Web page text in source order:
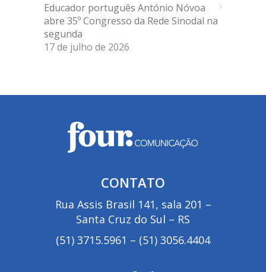
Educador português António Nóvoa
abre 35º Congresso da Rede Sinodal na
segunda
17 de julho de 2026
CONTATO
Rua Assis Brasil 141, sala 201 –
Santa Cruz do Sul – RS
(51) 3715.5961 – (51) 3056.4404